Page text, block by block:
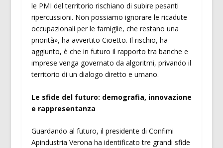
le PMI del territorio rischiano di subire pesanti
ripercussioni. Non possiamo ignorare le ricadute
occupazionali per le famiglie, che restano una
priorità», ha avvertito Cioetto. Il rischio, ha
aggiunto, è che in futuro il rapporto tra banche e
imprese venga governato da algoritmi, privando il
territorio di un dialogo diretto e umano.
Le sfide del futuro: demografia, innovazione
e rappresentanza
Guardando al futuro, il presidente di Confimi
Apindustria Verona ha identificato tre grandi sfide